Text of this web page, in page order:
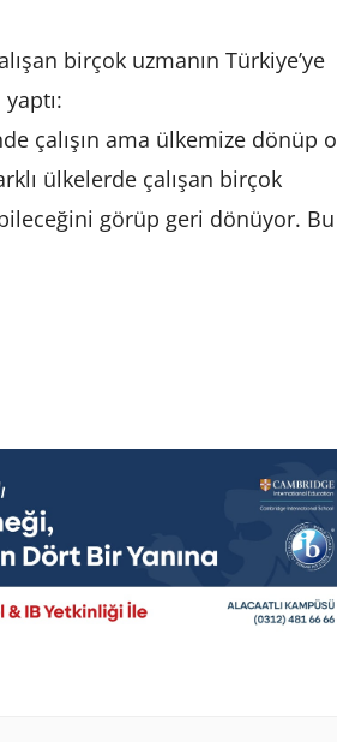
birçok uzmanın Türkiye’ye
çalışın ama ülkemize dönüp o
ülkelerde çalışan birçok
görüp geri dönüyor. Bu